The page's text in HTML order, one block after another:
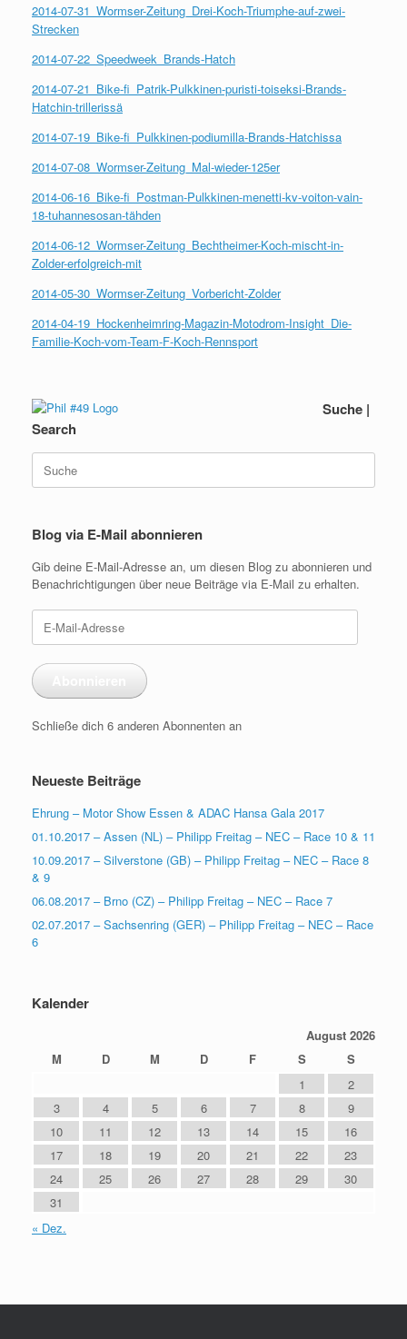
2014-07-31_Wormser-Zeitung_Drei-Koch-Triumphe-auf-zwei-
Strecken
2014-07-22_Speedweek_Brands-Hatch
2014-07-21_Bike-fi_Patrik-Pulkkinen-puristi-toiseksi-Brands-
Hatchin-trillerissä
2014-07-19_Bike-fi_Pulkkinen-podiumilla-Brands-Hatchissa
2014-07-08_Wormser-Zeitung_Mal-wieder-125er
2014-06-16_Bike-fi_Postman-Pulkkinen-menetti-kv-voiton-vain-
18-tuhannesosan-tähden
2014-06-12_Wormser-Zeitung_Bechtheimer-Koch-mischt-in-
Zolder-erfolgreich-mit
2014-05-30_Wormser-Zeitung_Vorbericht-Zolder
2014-04-19_Hockenheimring-Magazin-Motodrom-Insight_Die-
Familie-Koch-vom-Team-F-Koch-Rennsport
Suche |
Search
Suche
nach:
Blog via E-Mail abonnieren
Gib deine E-Mail-Adresse an, um diesen Blog zu abonnieren und
Benachrichtigungen über neue Beiträge via E-Mail zu erhalten.
E-
Mail-
Schließe dich 6 anderen Abonnenten an
Neueste Beiträge
Ehrung – Motor Show Essen & ADAC Hansa Gala 2017
01.10.2017 – Assen (NL) – Philipp Freitag – NEC – Race 10 & 11
10.09.2017 – Silverstone (GB) – Philipp Freitag – NEC – Race 8
& 9
06.08.2017 – Brno (CZ) – Philipp Freitag – NEC – Race 7
02.07.2017 – Sachsenring (GER) – Philipp Freitag – NEC – Race
6
Kalender
August 2026
M
D M D F S
S
1
2
3
4 5 6 7 8
9
10
11 12 13 14 15
16
17
18 19 20 21 22
23
24
25 26 27 28 29
30
31
« Dez.